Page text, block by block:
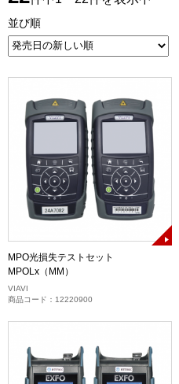
並び順
MPO光損失テストセット
MPOLx（MM）
VIAVI
商品コード：12220900